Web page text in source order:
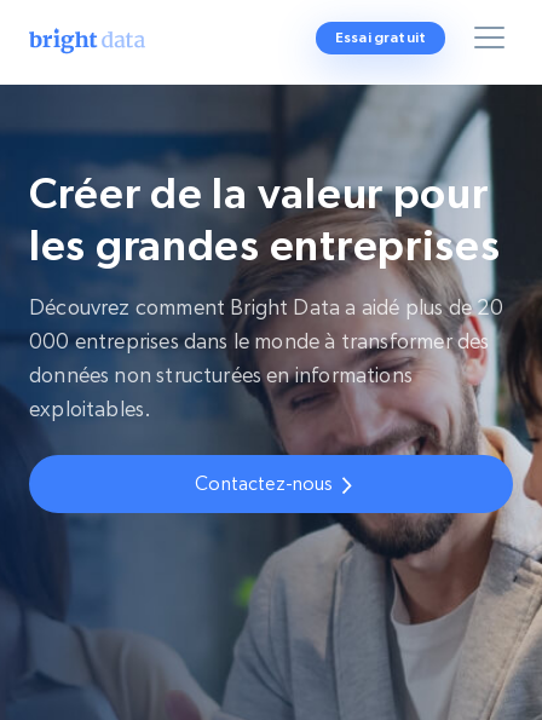
Essai gratuit
Créer de la valeur pour
les grandes entreprises
Découvrez comment Bright Data a aidé plus de 20
000 entreprises dans le monde à transformer des
données non structurées en informations
exploitables.
Contactez-nous